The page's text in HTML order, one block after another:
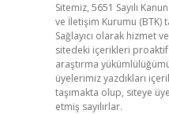
Sitemiz, 5651 Sayılı
ve İletişim Kurumu (BTK)
Sağlayıcı olarak hizmet
sitedeki içerikleri
araştırma
üyelerimiz yazdıkları
taşımakta olup, siteye
etmiş sayılırlar.